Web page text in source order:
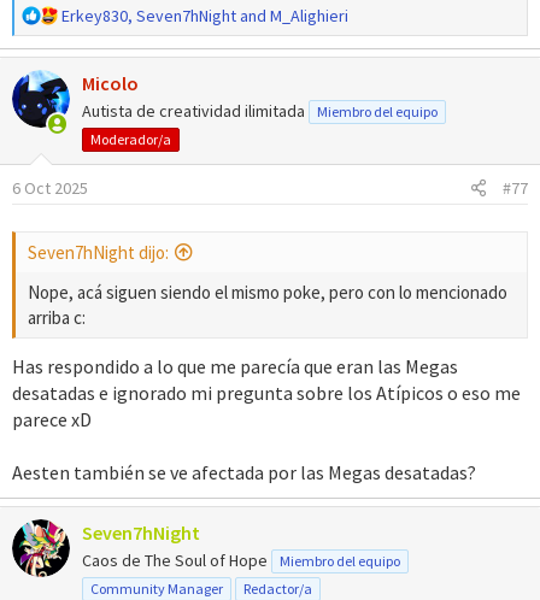
R
e
a
c
c
i
e
Erkey830, Seven7hNightand M_Alighieri
Micolo
Autista de creatividad ilimitada
Miembro del equipo
Moderador/a
6 Oct 2025 #77
Seven7hNight dijo:
Nope, acá siguen siendo el mismo poke, pero con lo mencionado
arriba c:
Has respondido a lo que me parecía que eran las Megas
desatadas e ignorado mi pregunta sobre los Atípicos o eso me
parece xD
Aesten también se ve afectada por las Megas desatadas?
Seven7hNight
Caos de The Soul of Hope
Miembro del equipo
Community Manager
Redactor/a